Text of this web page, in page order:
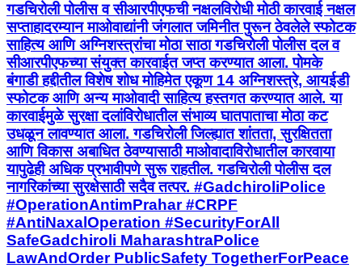
गडचिरोली पोलीस व सीआरपीएफची नक्षलविरोधी मोठी कारवाई नक्षल
सप्ताहादरम्यान माओवाद्यांनी जंगलात जमिनीत पुरून ठेवलेले स्फोटक
साहित्य आणि अग्निशस्त्रांचा मोठा साठा गडचिरोली पोलीस दल व
सीआरपीएफच्या संयुक्त कारवाईत जप्त करण्यात आला. पोमके
बंगाडी हद्दीतील विशेष शोध मोहिमेत एकूण 14 अग्निशस्त्रे, आयईडी
स्फोटक आणि अन्य माओवादी साहित्य हस्तगत करण्यात आले. या
कारवाईमुळे सुरक्षा दलांविरोधातील संभाव्य घातपाताचा मोठा कट
उधळून लावण्यात आला. गडचिरोली जिल्ह्यात शांतता, सुरक्षितता
आणि विकास अबाधित ठेवण्यासाठी माओवादाविरोधातील कारवाया
यापुढेही अधिक प्रभावीपणे सुरू राहतील. गडचिरोली पोलीस दल
नागरिकांच्या सुरक्षेसाठी सदैव तत्पर. #GadchiroliPolice
#OperationAntimPrahar #CRPF
#AntiNaxalOperation #SecurityForAll
SafeGadchiroli MaharashtraPolice
LawAndOrder PublicSafety TogetherForPeace